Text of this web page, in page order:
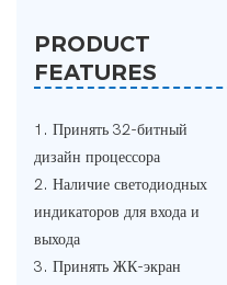
PRODUCT
FEATURES
1. Принять 32-битный
дизайн процессора
2. Наличие светодиодных
индикаторов для входа и
выхода
3. Принять ЖК-экран